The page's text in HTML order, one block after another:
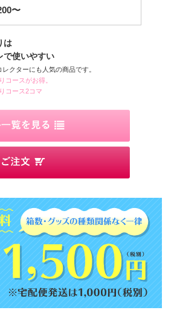
は
で使いやすい
クターにも人気の商品です。
コースがお得。
コース2コマ
〜